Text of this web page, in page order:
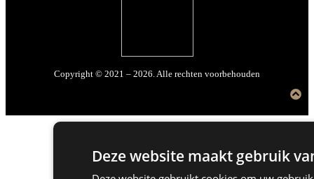
Copyright © 2021 – 2026. Alle rechten voorbehouden
Deze website maakt gebruik